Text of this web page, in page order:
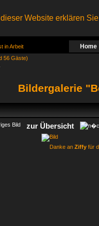
Website erklären
in Arbeit Home
56 Gäste)
Bildergalerie
zur Übersicht
Danke an Ziffy für